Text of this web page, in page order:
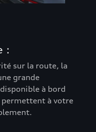
:
sur la route, la
grande
à bord
permettent à votre